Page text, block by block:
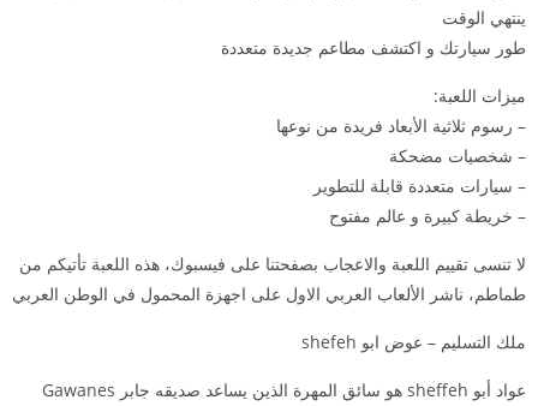
ينتهي الوقت
طور سيارتك و اكتشف مطاعم جديدة متعددة
ميزات اللعبة:
– رسوم ثلاثية الأبعاد فريدة من نوعها
– شخصيات مضحكة
– سيارات متعددة قابلة للتطوير
– خريطة كبيرة و عالم مفتوح
لا تنسى تقييم اللعبة والاعجاب بصفحتنا على فيسبوك، هذه اللعبة تأتيكم من
طماطم، ناشر الألعاب العربي الاول على اجهزة المحمول في الوطن العربي
ملك التسليم – عوض ابو shefeh
عواد أبو sheffeh هو سائق المهرة الذين يساعد صديقه جابر Gawanes